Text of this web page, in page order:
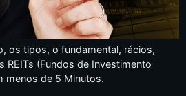
os tipos, o fundamental, rácios,
REITs (Fundos de Investimento
menos de 5 Minutos.